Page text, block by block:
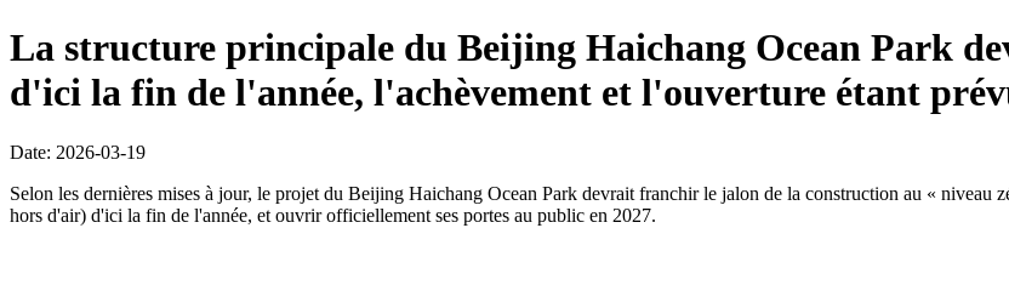
La structure principale du Beijing Haichang Ocean Park
d'ici la fin de l'année, l'achèvement et l'ouverture étant
Date: 2026-03-19
Selon les dernières mises à jour, le projet du Beijing Haichang Ocean Park devrait franchir le jalon de la construction au « niveau
hors d'air) d'ici la fin de l'année, et ouvrir officiellement ses portes au public en 2027.